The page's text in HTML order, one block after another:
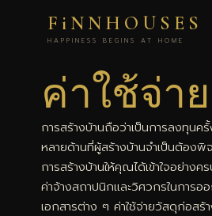
FiNNHOUSES
HAPPINESS BEGINS AT HOME
ค่าใช้จ่า
การสร้างบ้านถือว่าเป็นการลงทุน
หลายด้านที่ผู้สร้างบ้านจำเป็นต้อง
การสร้างบ้านให้คุณได้เข้าใจอย่า
ค่าจ้างสถาปนิกและวิศวกรในการอ
เอกสารต่าง ๆ ค่าใช้จ่ายวัสดุก่อส